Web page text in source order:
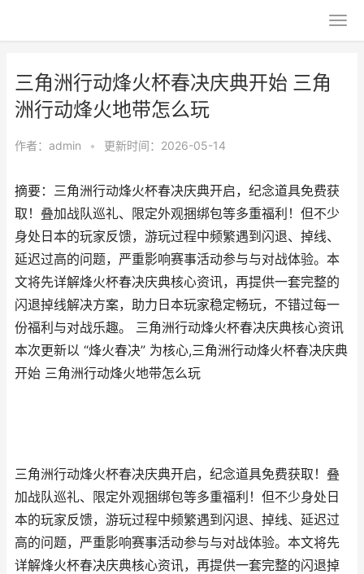
三角洲行动烽火杯春决庆典开始 三角
洲行动烽火地带怎么玩
作者： admin • 更新时间：2026-05-14
摘要：三角洲行动烽火杯春决庆典开启，纪念道具免费获
取！叠加战队巡礼、限定外观捆绑包等多重福利！但不少
身处日本的玩家反馈，游玩过程中频繁遇到闪退、掉线、
延迟过高的问题，严重影响赛事活动参与与对战体验。本
文将先详解烽火杯春决庆典核心资讯，再提供一套完整的
闪退掉线解决方案，助力日本玩家稳定畅玩，不错过每一
份福利与对战乐趣。 三角洲行动烽火杯春决庆典核心资讯
本次更新以 “烽火春决” 为核心,三角洲行动烽火杯春决庆典
开始 三角洲行动烽火地带怎么玩
三角洲行动烽火杯春决庆典开启，纪念道具免费获取！叠
加战队巡礼、限定外观捆绑包等多重福利！但不少身处日
本的玩家反馈，游玩过程中频繁遇到闪退、掉线、延迟过
高的问题，严重影响赛事活动参与与对战体验。本文将先
详解烽火杯春决庆典核心资讯，再提供一套完整的闪退掉